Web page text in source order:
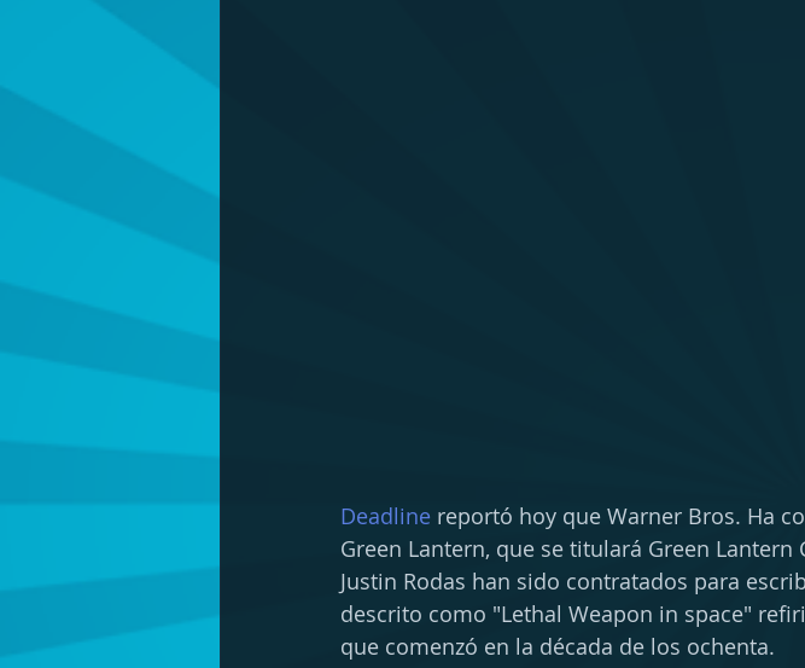
Deadline reportó hoy que Warner Bros. Ha
Green Lantern, que se titulará Green
Justin Rodas han sido contratados para
descrito como "Lethal Weapon in space"
que comenzó en la década de los ochenta.